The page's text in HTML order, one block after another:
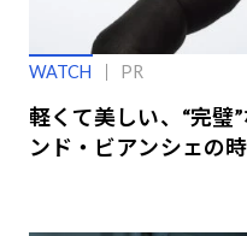
WATCH PR
軽くて美しい、“完璧
ンド・ビアンシェの